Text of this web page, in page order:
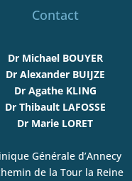
Contact
Dr Michael BOUYER
Dr Alexander BUIJZE
Dr Agathe KLING
Dr Thibault LAFOSSE
Dr Marie LORET
Générale d’Annecy
de la Tour la Reine